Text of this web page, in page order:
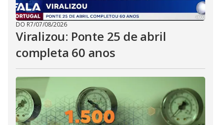
DO R7/07/08/2026
Viralizou: Ponte 25 de abril
completa 60 anos